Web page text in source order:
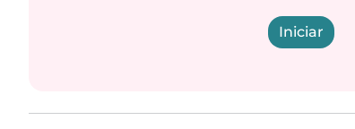
Iniciar